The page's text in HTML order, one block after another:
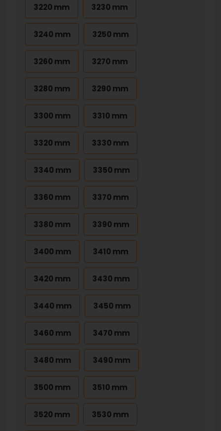
3220 mm 3230 mm
3240 mm 3250 mm
3260 mm 3270 mm
3280 mm 3290 mm
3300 mm 3310 mm
3320 mm 3330 mm
3340 mm 3350 mm
3360 mm 3370 mm
3380 mm 3390 mm
3400 mm 3410 mm
3420 mm 3430 mm
3440 mm 3450 mm
3460 mm 3470 mm
3480 mm 3490 mm
3500 mm 3510 mm
3520 mm 3530 mm